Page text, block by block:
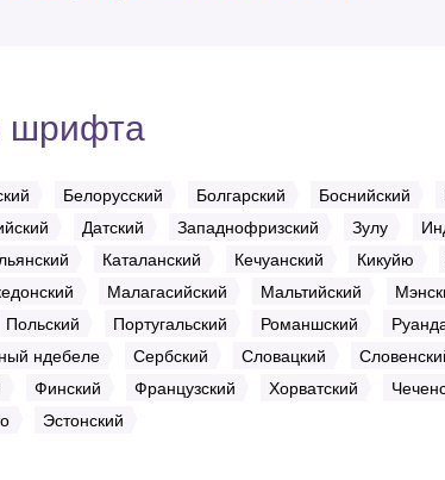
шрифта
Белорусский Болгарский Боснийский
Датский Западнофризский Зулу
Каталанский Кечуанский Кикуйю
Малагасийский Мальтийский
Польский Португальский Романшский
ндебеле Сербский Словацкий
Финский Французский Хорватский
Эстонский